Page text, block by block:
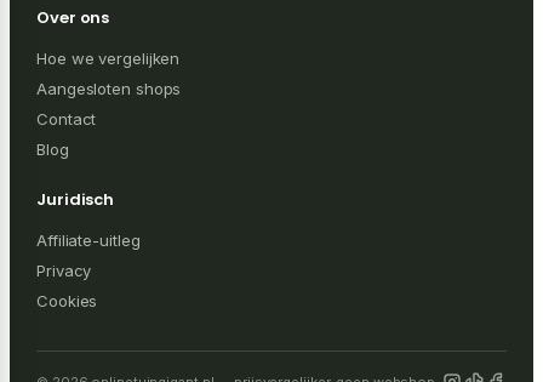
Over ons
Hoe we vergelijken
Aangesloten shops
Contact
Blog
Juridisch
Affiliate-uitleg
Privacy
Cookies